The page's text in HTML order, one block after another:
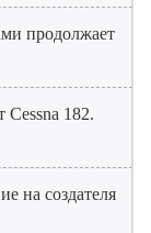
продолжает
182.
на создателя